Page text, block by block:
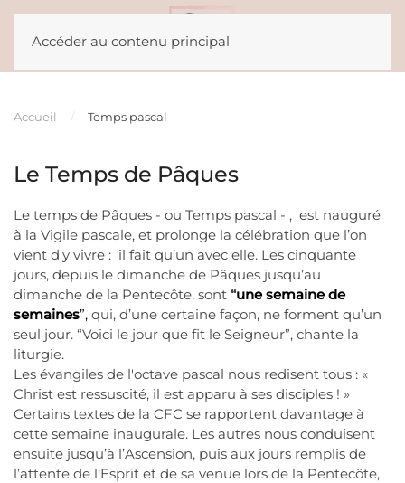
Accéder au contenu principal
Accueil Temps pascal
Le Temps de Pâques
Le temps de Pâques - ou Temps pascal - , est nauguré
à la Vigile pascale, et prolonge la célébration que l’on
vient d'y vivre : il fait qu’un avec elle. Les cinquante
jours, depuis le dimanche de Pâques jusqu’au
dimanche de la Pentecôte, sont “une semaine de
semaines”, qui, d’une certaine façon, ne forment qu’un
seul jour. “Voici le jour que fit le Seigneur”, chante la
liturgie.
Les évangiles de l'octave pascal nous redisent tous : «
Christ est ressuscité, il est apparu à ses disciples ! »
Certains textes de la CFC se rapportent davantage à
cette semaine inaugurale. Les autres nous conduisent
ensuite jusqu’à l’Ascension, puis aux jours remplis de
l’attente de l‘Esprit et de sa venue lors de la Pentecôte,